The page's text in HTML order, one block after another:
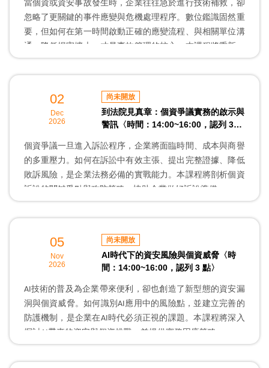
當個資或資安事故發生時，企業往往急於進行技術補救，卻
忽略了更關鍵的事件應變與危機處理程序。數位鑑識固然重
要，但如何在第一時間啟動正確的應變流程、與相關單位溝
通、降低損害擴大，才是事故管理的核心。本課程將重新定
義事故應變的優先順序與實務作法。
本講座特邀台新新光金控銀行 陳培昌資安長，以其豐富的金
與實務上可行之做法。
02
Dec
2026
尚未開放
到法院見真章：個資爭議實務的啟示與
警訊〈時間：14:00~16:00，認列 3
個資爭議一旦進入訴訟程序，企業將面臨時間、成本與商譽
的多重壓力。如何在訴訟中有效主張、提出完整證據、降低
敗訴風險，是企業法務必備的實戰能力。本課程將剖析個資
訴訟的關鍵爭點與攻防策略，協助企業做好訴訟準備。
本講座特邀眾勤法律事務所 陳全正主持律師，以其豐富的訴
上可行之做法。
05
Nov
2026
尚未開放
AI時代下的資安風險與個資威脅〈時
間：14:00~16:00，認列 3 點〉
AI技術的普及為企業帶來便利，卻也創造了新型態的資安漏
洞與個資威脅。如何識別AI應用中的風險點，並建立完善的
防護機制，是企業在AI時代必須正視的課題。本課程將深入
探討AI帶來的資安與個資挑戰，並提供實務因應策略。
本講座特邀台灣國際認證資安專家協會 林家瑋理事，以其豐